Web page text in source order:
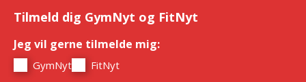
Tilmeld dig GymNyt og FitNyt
Jeg vil gerne tilmelde mig:
GymNyt FitNyt